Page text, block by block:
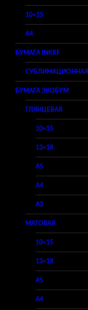
10×15
A4
БУМАГА INKRF
СУБЛИМАЦИОННАЯ
БУМАГА ЭКОБУМ
ГЛЯНЦЕВАЯ
10×15
13×18
A5
A4
A3
МАТОВАЯ
10×15
13×18
A5
A4